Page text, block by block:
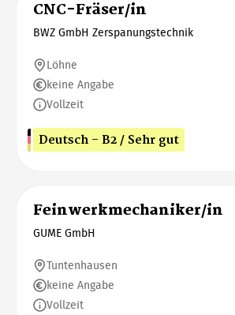
CNC-Fräser/in
BWZ GmbH Zerspanungstechnik
Löhne
keine Angabe
Vollzeit
Deutsch - B2 / Sehr gut
Feinwerkmechaniker/in
GUME GmbH
Tuntenhausen
keine Angabe
Vollzeit